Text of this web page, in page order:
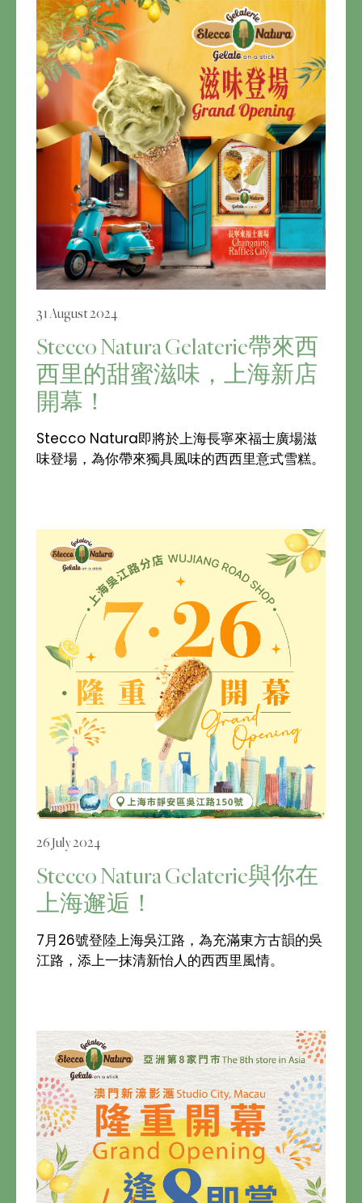
31 August 2024
Stecco Natura Gelaterie帶來西
西里的甜蜜滋味，上海新店
開幕！
Stecco Natura即將於上海長寧來福士廣場滋
味登場，為你帶來獨具風味的西西里意式雪糕。
26 July 2024
Stecco Natura Gelaterie與你在
上海邂逅！
7月26號登陸上海吳江路，為充滿東方古韻的吳
江路，添上一抹清新怡人的西西里風情。